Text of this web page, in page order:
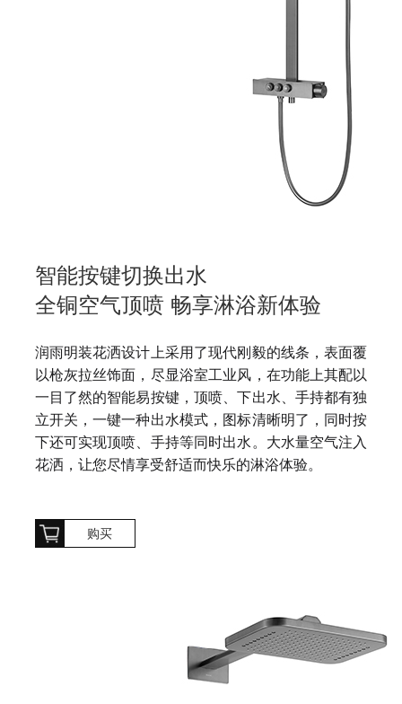
智能按键切换出水
全铜空气顶喷 畅享淋浴新体验
润雨明装花洒设计上采用了现代刚毅的线条，表面覆
以枪灰拉丝饰面，尽显浴室工业风，在功能上其配以
一目了然的智能易按键，顶喷、下出水、手持都有独
立开关，一键一种出水模式，图标清晰明了，同时按
下还可实现顶喷、手持等同时出水。大水量空气注入
花洒，让您尽情享受舒适而快乐的淋浴体验。
购买